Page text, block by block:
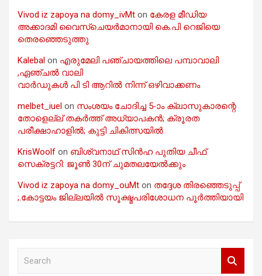
Vivod iz zapoya na domy_ivMt on കേരള മീഡിയ
അക്കാദമി വൈസ്ചെയർമാനായി കെ.പി റെജിയെ
തെരഞ്ഞെടുത്തു
Kalebal on എരുമേലി പഞ്ചായത്തിലെ പമ്പാവാലി
,ഏഞ്ചൽ വാലി
വാർഡുകൾ പി ടി ആറിൽ നിന്ന് ഒഴിവാക്കണം
melbet_iuel on സംശയം ചോദിച്ച 5-ാം ക്ലാസുകാരന്റെ
തോളെല്ല് തകർത്ത് അധ്യാപകൻ; ക്രൂരത
പരീക്ഷാഹാളിൽ; കുട്ടി ചികിത്സയിൽ
KrisWoolf on ബിശ്വനാഥ് സിൻഹ പുതിയ ചീഫ്
സെക്രട്ടറി: ജൂൺ 30ന് ചുമതലയേൽക്കും
Vivod iz zapoya na domy_ouMt on തദ്ദേശ തിരഞ്ഞെടുപ്പ്
;.കോട്ടയം ജില്ലയിൽ സൂക്ഷ്മപരിശോധന പൂർത്തിയായി